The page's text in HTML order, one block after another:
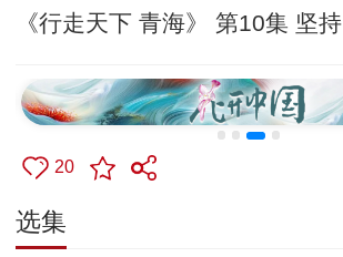
《行走天下 青海》 第10集 坚持
20
选集